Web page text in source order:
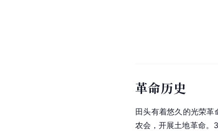
革命历史
田头有着悠久的光荣
农会，开展土地革命。